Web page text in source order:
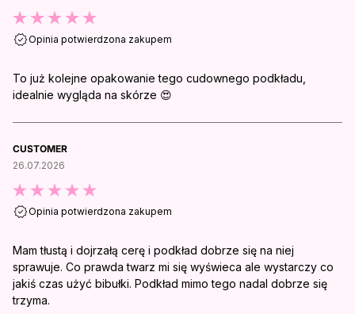
Opinia potwierdzona zakupem
To już kolejne opakowanie tego cudownego podkładu,
idealnie wygląda na skórze 😍
CUSTOMER
26.07.2026
Opinia potwierdzona zakupem
Mam tłustą i dojrzałą cerę i podkład dobrze się na niej
sprawuje. Co prawda twarz mi się wyświeca ale wystarczy co
jakiś czas użyć bibułki. Podkład mimo tego nadal dobrze się
trzyma.